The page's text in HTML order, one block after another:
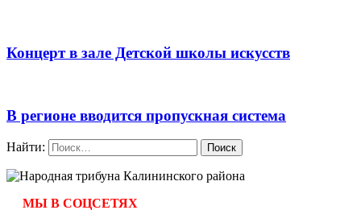
Концерт в зале Детской школы искусств
В регионе вводится пропускная система
Найти:
МЫ В СОЦСЕТЯХ